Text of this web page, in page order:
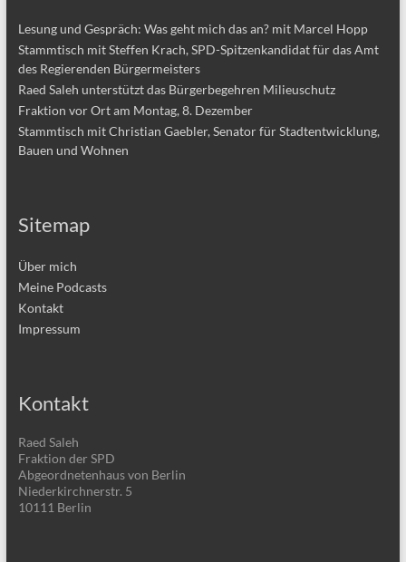
Lesung und Gespräch: Was geht mich das an? mit Marcel Hopp
Stammtisch mit Steffen Krach, SPD-Spitzenkandidat für das Amt
des Regierenden Bürgermeisters
Raed Saleh unterstützt das Bürgerbegehren Milieuschutz
Fraktion vor Ort am Montag, 8. Dezember
Stammtisch mit Christian Gaebler, Senator für Stadtentwicklung,
Bauen und Wohnen
Sitemap
Über mich
Meine Podcasts
Kontakt
Impressum
Kontakt
Raed Saleh
Fraktion der SPD
Abgeordnetenhaus von Berlin
Niederkirchnerstr. 5
10111 Berlin